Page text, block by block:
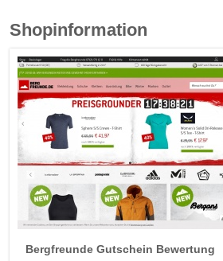
Shopinformation
Bergfreunde Gutschein Bewertung